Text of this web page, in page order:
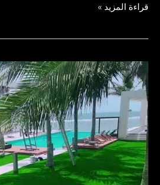
قراءة المزيد »
عشب
صناعي
الدمام